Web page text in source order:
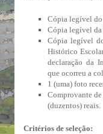
Cópia legível do
Cópia legível da
Cópia legível
Histórico
declaração da
que ocorreu a
1 (uma) foto
Comprovante
(duzentos) reais.
Critérios de seleção: